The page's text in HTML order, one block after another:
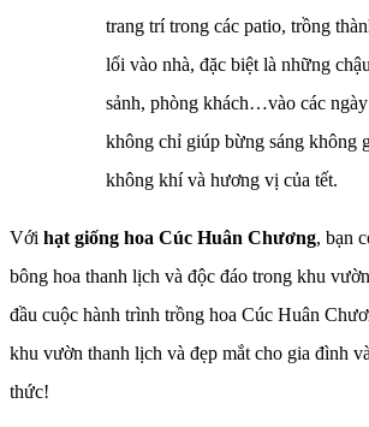
trang trí trong các patio, trồng
lối vào nhà, đặc biệt là những
sảnh, phòng khách…vào các
không chỉ giúp bừng sáng không
không khí và hương vị của tết.
Với hạt giống hoa Cúc Huân Chương, bạn
bông hoa thanh lịch và độc đáo trong khu
đầu cuộc hành trình trồng hoa Cúc Huân
khu vườn thanh lịch và đẹp mắt cho gia đình
thức!